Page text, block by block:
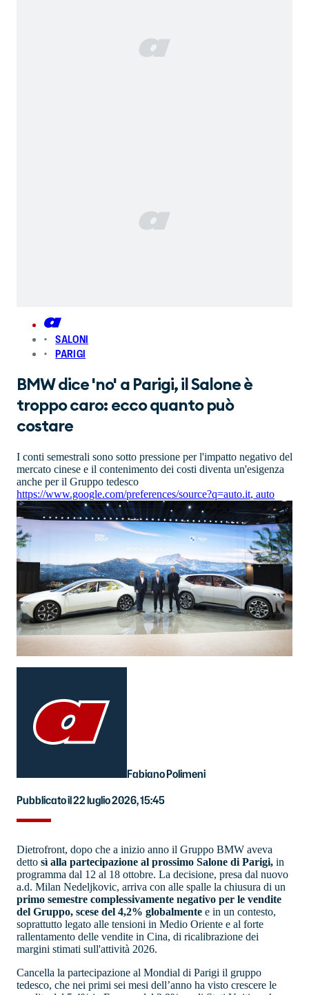
SALONI
PARIGI
BMW dice 'no' a Parigi, il Salone è
troppo caro: ecco quanto può
costare
I conti semestrali sono sotto pressione per l'impatto negativo del
mercato cinese e il contenimento dei costi diventa un'esigenza
anche per il Gruppo tedesco
https://www.google.com/preferences/source?q=auto.it, auto
Fabiano Polimeni
Pubblicato il 22 luglio 2026, 15:45
Dietrofront, dopo che a inizio anno il Gruppo BMW aveva
detto sì alla partecipazione al prossimo Salone di Parigi, in
programma dal 12 al 18 ottobre. La decisione, presa dal nuovo
a.d. Milan Nedeljkovic, arriva con alle spalle la chiusura di un
primo semestre complessivamente negativo per le vendite
del Gruppo, scese del 4,2% globalmente e in un contesto,
soprattutto legato alle tensioni in Medio Oriente e al forte
rallentamento delle vendite in Cina, di ricalibrazione dei
margini stimati sull'attività 2026.
Cancella la partecipazione al Mondial di Parigi il gruppo
tedesco, che nei primi sei mesi dell’anno ha visto crescere le